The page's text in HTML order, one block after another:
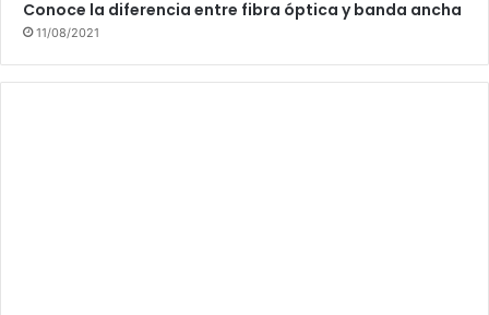
Conoce la diferencia entre fibra óptica y banda ancha
11/08/2021